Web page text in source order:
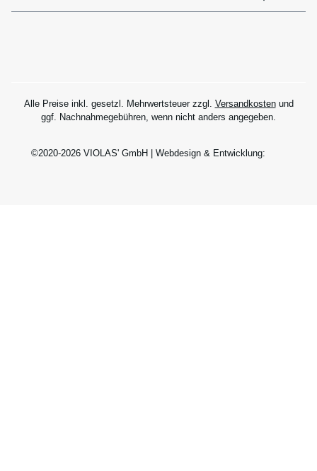
Alle Preise inkl. gesetzl. Mehrwertsteuer zzgl. Versandkostenund
ggf. Nachnahmegebühren, wenn nicht anders angegeben.
©2020-2026 VIOLAS' GmbH | Webdesign & Entwicklung: